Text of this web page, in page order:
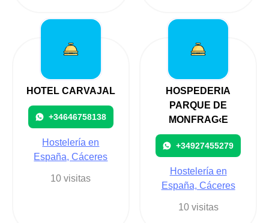
HOTEL CARVAJAL
+34646758138
Hostelería en
España, Cáceres
10 visitas
HOSPEDERIA
PARQUE DE
MONFRAG‹E
+34927455279
Hostelería en
España, Cáceres
10 visitas